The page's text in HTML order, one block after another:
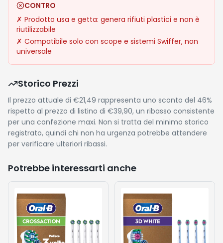
CONTRO
✗ Prodotto usa e getta: genera rifiuti plastici e non è
riutilizzabile
✗ Compatibile solo con scope e sistemi Swiffer, non
universale
Storico Prezzi
Il prezzo attuale di €21,49 rappresenta uno sconto del 46%
rispetto al prezzo di listino di €39,90, un ribasso consistente
per una confezione maxi. Non si tratta del minimo storico
registrato, quindi chi non ha urgenza potrebbe attendere
per verificare ulteriori ribassi.
Potrebbe interessarti anche